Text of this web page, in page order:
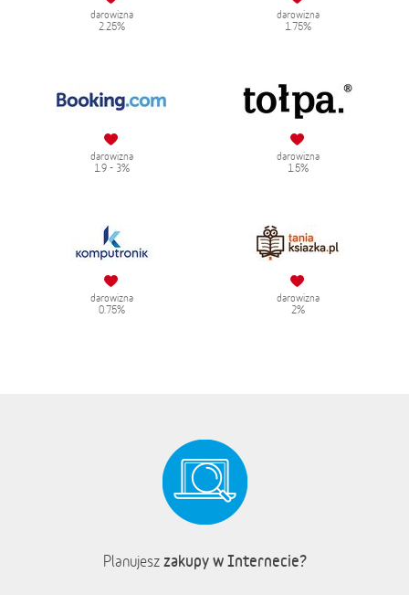
darowizna
2.25%
darowizna
1.75%
darowizna
1.9 - 3%
darowizna
1.5%
darowizna
0.75%
darowizna
2%
Planujesz zakupy w Internecie?